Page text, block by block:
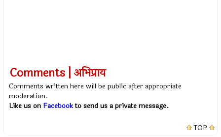
Comments | अभिप्राय
Comments written here will be public after appropriate
moderation.
Like us on Facebookto send us a private message.
TOP